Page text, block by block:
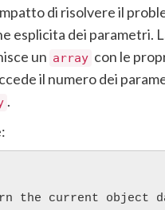
di risolvere il
esplicita dei parametri.
un array con le
il numero dei
.
the current object